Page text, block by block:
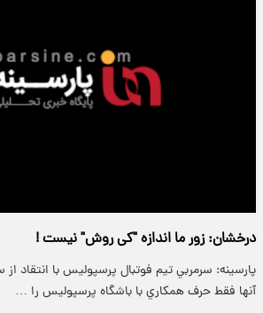
درخشان: زور ما اندازه "کی روش" نیست !
پارسینه: سرمربي تيم فوتبال پرسپوليس با انتقاد
آنها فقط حرف همکاري با باشگاه پرسپوليس را …